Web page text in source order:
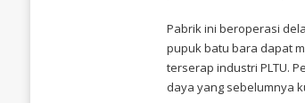
Pabrik ini beroperasi
pupuk batu bara dapat
terserap industri PLTU.
daya yang sebelumnya